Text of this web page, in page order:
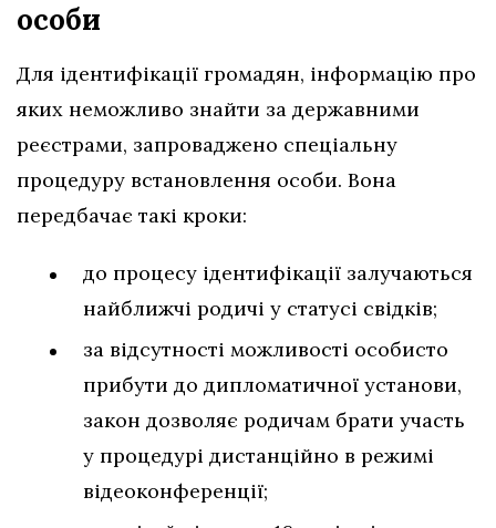
особи
Для ідентифікації громадян, інформацію про
яких неможливо знайти за державними
реєстрами, запроваджено спеціальну
процедуру встановлення особи. Вона
передбачає такі кроки:
до процесу ідентифікації залучаються
найближчі родичі у статусі свідків;
за відсутності можливості особисто
прибути до дипломатичної установи,
закон дозволяє родичам брати участь
у процедурі дистанційно в режимі
відеоконференції;